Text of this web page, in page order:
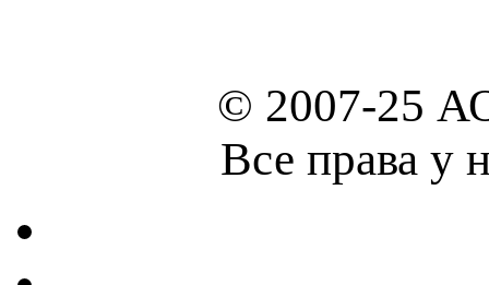
© 2007-25
Все права у